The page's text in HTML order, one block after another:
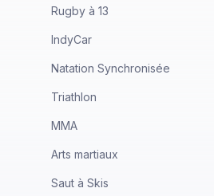
Rugby à 13
IndyCar
Natation Synchronisée
Triathlon
MMA
Arts martiaux
Saut à Skis